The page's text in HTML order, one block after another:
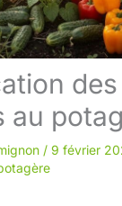
des
au
/ 9 février